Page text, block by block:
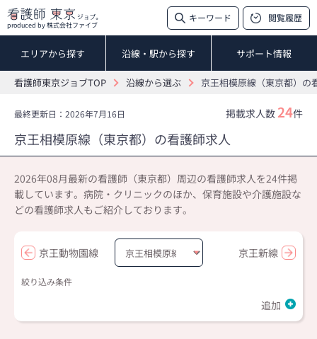
produced by 株式会社ファイブ
キーワード 閲覧履歴
エリアから探す 沿線・駅から探す サポート情報
看護師東京ジョブTOP 沿線から選ぶ 京王相模原線（東京都）の
最終更新日：2026年7月16日 掲載求人数 24件
京王相模原線（東京都）の看護師求人
2026年08月最新の看護師（東京都）周辺の看護師求人を24件掲
載しています。病院・クリニックのほか、保育施設や介護施設な
どの看護師求人もご紹介しております。
京王動物園線 京王新線
絞り込み条件
追加